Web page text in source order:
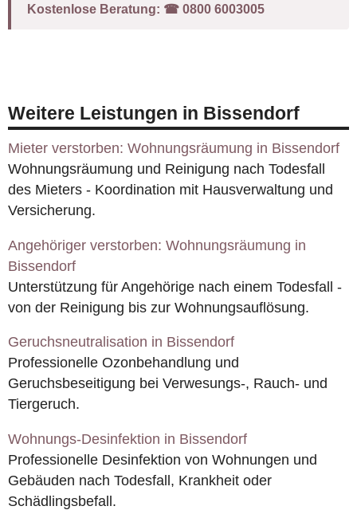
Kostenlose Beratung: ☎︎ 0800 6003005
Weitere Leistungen in Bissendorf
Mieter verstorben: Wohnungsräumung in Bissendorf
Wohnungsräumung und Reinigung nach Todesfall
des Mieters - Koordination mit Hausverwaltung und
Versicherung.
Angehöriger verstorben: Wohnungsräumung in
Bissendorf
Unterstützung für Angehörige nach einem Todesfall -
von der Reinigung bis zur Wohnungsauflösung.
Geruchsneutralisation in Bissendorf
Professionelle Ozonbehandlung und
Geruchsbeseitigung bei Verwesungs-, Rauch- und
Tiergeruch.
Wohnungs-Desinfektion in Bissendorf
Professionelle Desinfektion von Wohnungen und
Gebäuden nach Todesfall, Krankheit oder
Schädlingsbefall.